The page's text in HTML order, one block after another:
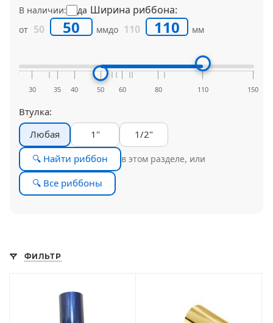
В наличии: да Ширина риббона:
от 50 ммдо 110 мм
30 35 40 50 60 80 110 150
Втулка:
Любая
1"
1/2"
🔍 Найти риббон
в этом разделе, или
🔍 Все риббоны
ФИЛЬТР